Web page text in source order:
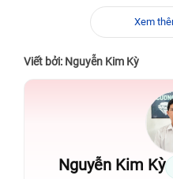
Xem
Viết bởi: Nguyễn Kim Kỳ
Nguyễn Kim Kỳ